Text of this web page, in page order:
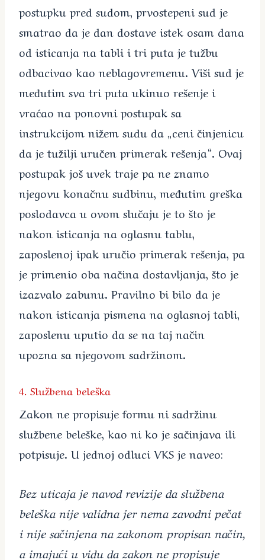
postupku pred sudom, prvostepeni sud je
smatrao da je dan dostave istek osam dana
od isticanja na tabli i tri puta je tužbu
odbacivao kao neblagovremenu. Viši sud je
međutim sva tri puta ukinuo rešenje i
vraćao na ponovni postupak sa
instrukcijom nižem sudu da „ceni činjenicu
da je tužilji uručen primerak rešenja“. Ovaj
postupak još uvek traje pa ne znamo
njegovu konačnu sudbinu, međutim greška
poslodavca u ovom slučaju je to što je
nakon isticanja na oglasnu tablu,
zaposlenoj ipak uručio primerak rešenja, pa
je primenio oba načina dostavljanja, što je
izazvalo zabunu. Pravilno bi bilo da je
nakon isticanja pismena na oglasnoj tabli,
zaposlenu uputio da se na taj način
upozna sa njegovom sadržinom.
4. Službena beleška
Zakon ne propisuje formu ni sadržinu
službene beleške, kao ni ko je sačinjava ili
potpisuje. U jednoj odluci VKS je naveo:
Bez uticaja je navod revizije da službena
beleška nije validna jer nema zavodni pečat
i nije sačinjena na zakonom propisan način,
a imajući u vidu da zakon ne propisuje